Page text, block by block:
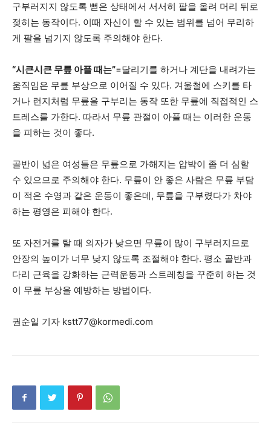
구부러지지 않도록 뻗은 상태에서 서서히 팔을 올려 머리 뒤로
젖히는 동작이다. 이때 자신이 할 수 있는 범위를 넘어 무리하
게 팔을 넘기지 않도록 주의해야 한다.
“시큰시큰 무릎 아플 때는”=달리기를 하거나 계단을 내려가는
움직임은 무릎 부상으로 이어질 수 있다. 겨울철에 스키를 타
거나 런지처럼 무릎을 구부리는 동작 또한 무릎에 직접적인 스
트레스를 가한다. 따라서 무릎 관절이 아플 때는 이러한 운동
을 피하는 것이 좋다.
골반이 넓은 여성들은 무릎으로 가해지는 압박이 좀 더 심할
수 있으므로 주의해야 한다. 무릎이 안 좋은 사람은 무릎 부담
이 적은 수영과 같은 운동이 좋은데, 무릎을 구부렸다가 차야
하는 평영은 피해야 한다.
또 자전거를 탈 때 의자가 낮으면 무릎이 많이 구부러지므로
안장의 높이가 너무 낮지 않도록 조절해야 한다. 평소 골반과
다리 근육을 강화하는 근력운동과 스트레칭을 꾸준히 하는 것
이 무릎 부상을 예방하는 방법이다.
권순일 기자 kstt77@kormedi.com